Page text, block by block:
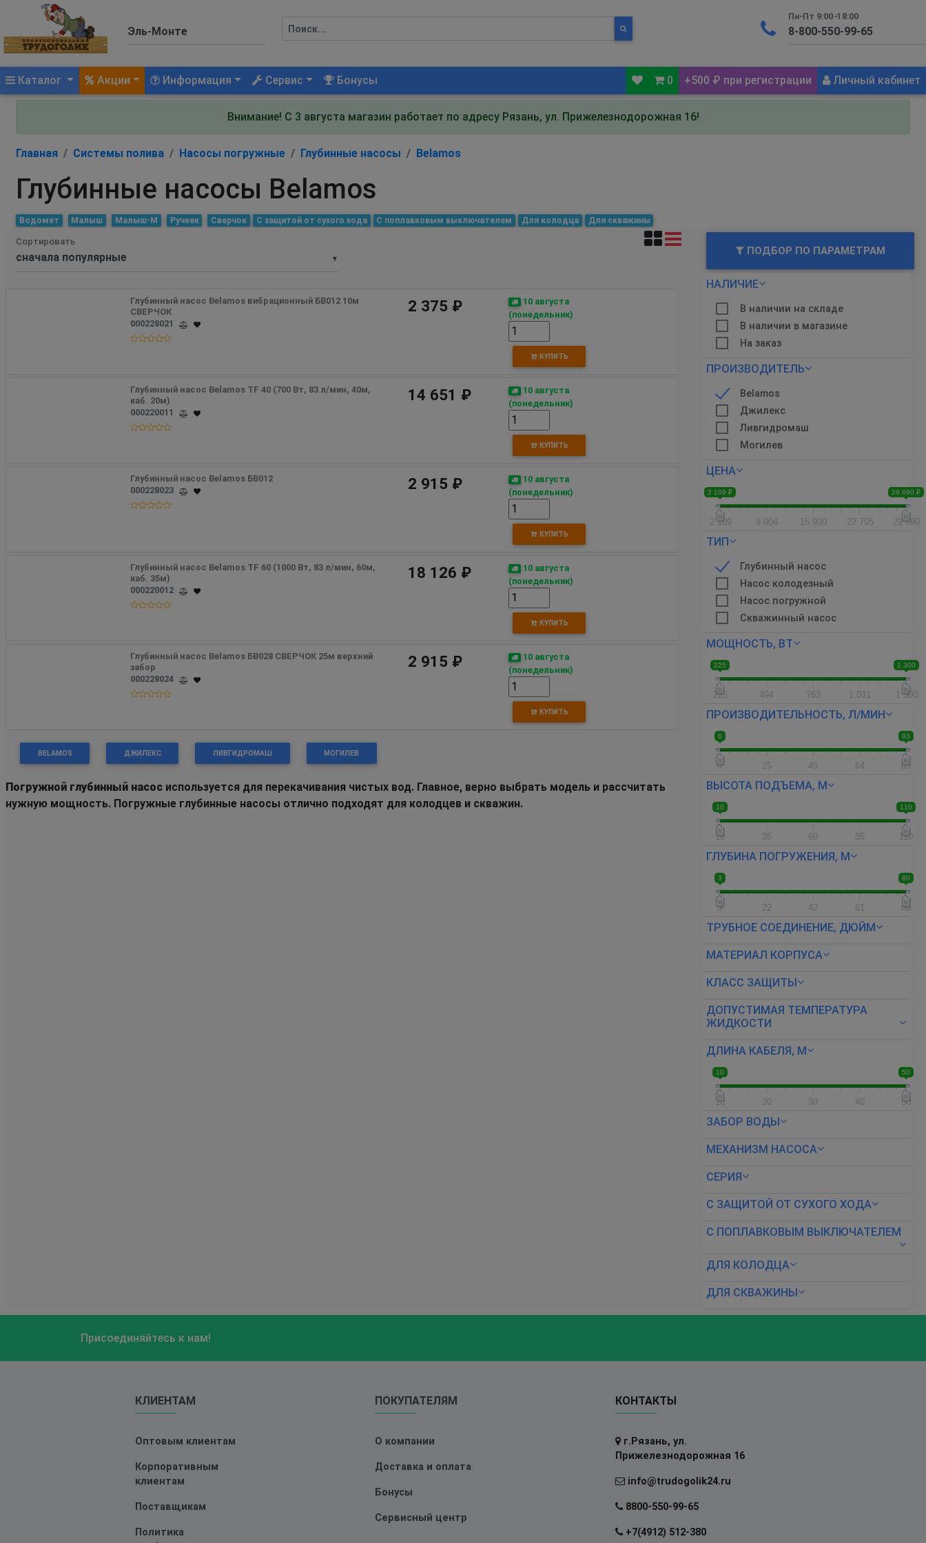
Пн-Пт 9:00-18:00
Каталог (current)Акции Информация Сервис Бонусы 0 +500 ₽ при регистрации Личный кабинет
Внимание! С 3 августа магазин работает по адресу Рязань, ул. Прижелезнодорожная 16!
Главная Системы полива Насосы погружные Глубинные насосы Belamos
Глубинные насосы Belamos
Водомет Малыш Малыш-М Ручеек Сверчок С защитой от сухого хода С поплавковым выключателем Для колодца Для скважины
ПОДБОР ПО ПАРАМЕТРАМ
НАЛИЧИЕ
В наличии на складе
В наличии в магазине
На заказ
ПРОИЗВОДИТЕЛЬ
Belamos
Джилекс
Ливгидромаш
Могилев
ЦЕНА
2 109 ₽ 29 690 ₽
2 109 9 004 15 900 22 795 29 690
ТИП
Глубинный насос
Насос колодезный
Насос погружной
Скважинный насос
МОЩНОСТЬ, ВТ
225 1 300
225 494 763 1 031 1 300
ПРОИЗВОДИТЕЛЬНОСТЬ, Л/МИН
6 83
6 25 45 64 83
ВЫСОТА ПОДЪЕМА, М
10 110
10 35 60 85 110
ГЛУБИНА ПОГРУЖЕНИЯ, М
3 80
3 22 42 61 80
ТРУБНОЕ СОЕДИНЕНИЕ, ДЮЙМ
МАТЕРИАЛ КОРПУСА
КЛАСС ЗАЩИТЫ
ДОПУСТИМАЯ ТЕМПЕРАТУРА
ЖИДКОСТИ
ДЛИНА КАБЕЛЯ, М
10 50
10 20 30 40 50
ЗАБОР ВОДЫ
МЕХАНИЗМ НАСОСА
СЕРИЯ
С ЗАЩИТОЙ ОТ СУХОГО ХОДА
С ПОПЛАВКОВЫМ ВЫКЛЮЧАТЕЛЕМ
ДЛЯ КОЛОДЦА
ДЛЯ СКВАЖИНЫ
▼
Сортировать
Глубинный насос Belamos вибрационный БВ012 10м
СВЕРЧОК
000228021
2 375 ₽
10 августа
(понедельник)
КУПИТЬ
Глубинный насос Belamos TF 40 (700 Вт, 83 л/мин, 40м,
каб. 20м)
000220011
14 651 ₽
10 августа
(понедельник)
КУПИТЬ
Глубинный насос Belamos БВ012
000228023
2 915 ₽
10 августа
(понедельник)
КУПИТЬ
Глубинный насос Belamos TF 60 (1000 Вт, 83 л/мин, 60м,
каб. 35м)
000220012
18 126 ₽
10 августа
(понедельник)
КУПИТЬ
Глубинный насос Belamos БВ028 СВЕРЧОК 25м верхний
забор
000228024
2 915 ₽
10 августа
(понедельник)
КУПИТЬ
BELAMOS ДЖИЛЕКС ЛИВГИДРОМАШ МОГИЛЕВ
Погружной глубинный насос используется для перекачивания чистых вод. Главное, верно выбрать модель и рассчитать
нужную мощность. Погружные глубинные насосы отлично подходят для колодцев и скважин.
Присоединяйтесь к нам!
КЛИЕНТАМ
Оптовым клиентам
Корпоративным
клиентам
Поставщикам
Политика
ПОКУПАТЕЛЯМ
О компании
Доставка и оплата
Бонусы
Сервисный центр
КОНТАКТЫ
г.Рязань, ул.
Прижелезнодорожная 16
info@trudogolik24.ru
8800-550-99-65
+7(4912) 512-380